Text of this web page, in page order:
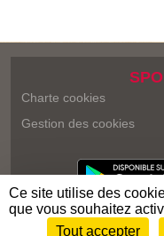
Charte cookies
Gestion des cookies
Envie de participer ?
Ce site utilise des
que vous souhaitez
Tout accepter